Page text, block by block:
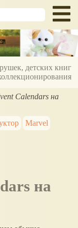
детских книг
Calendars на
Marvel